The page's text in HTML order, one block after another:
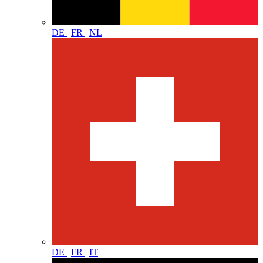
DE | FR | NL
DE | FR | IT